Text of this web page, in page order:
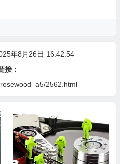
年8月26日 16:42:54
接：
2562.html